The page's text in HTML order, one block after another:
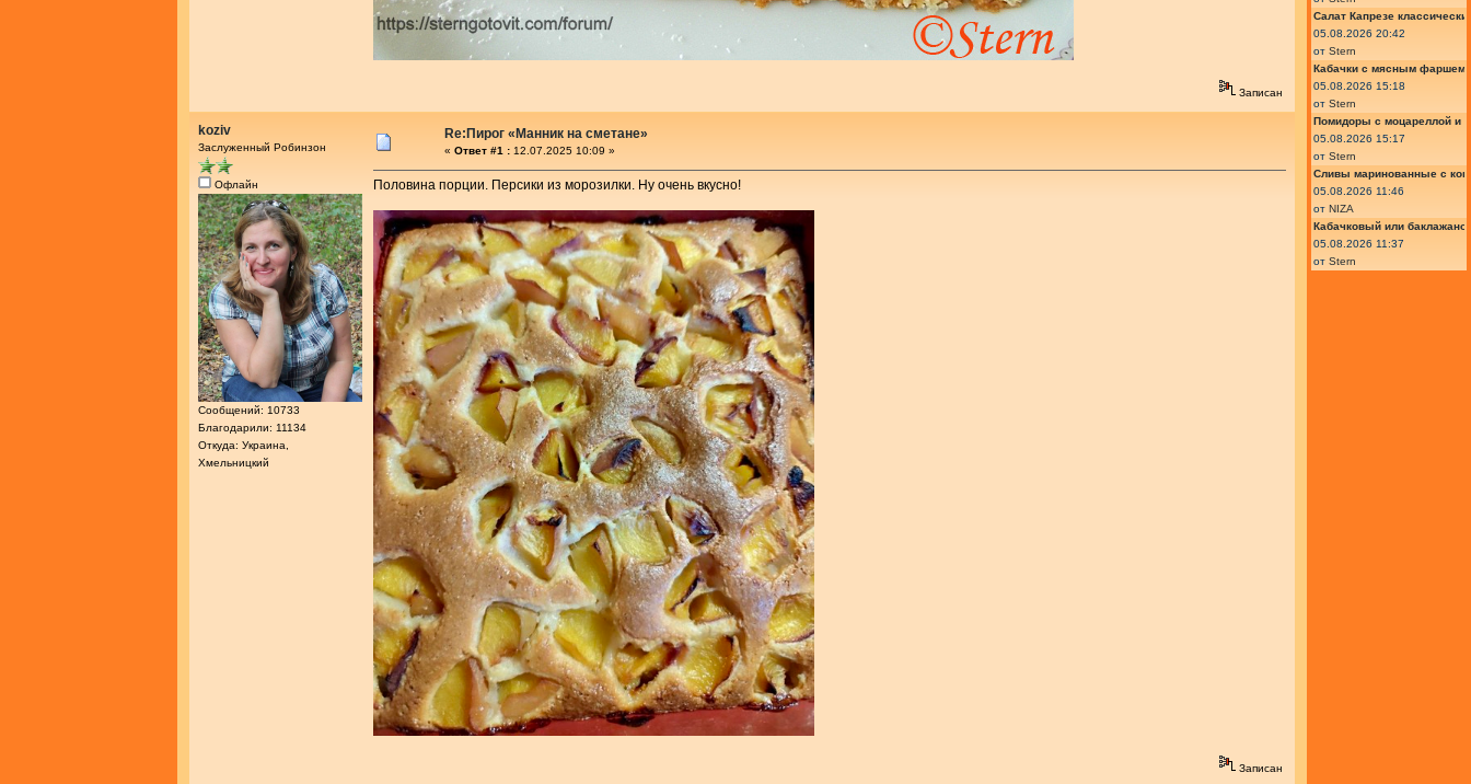
Записан
koziv
Заслуженный Робинзон
Офлайн
Сообщений: 10733
Благодарили: 11134
Откуда: Украина,
Хмельницкий
Re:Пирог «Манник на сметане»
« Ответ #1 : 12.07.2025 10:09 »
Половина порции. Персики из морозилки. Ну очень вкусно!
Записан
Салат Капрезе
05.08.2026 20:42
от Stern
Кабачки с мясным фаршем
05.08.2026 15:18
от Stern
Помидоры с моцареллой и
05.08.2026 15:17
от Stern
Сливы маринованные с
05.08.2026 11:46
от NIZA
Кабачковый или
05.08.2026 11:37
от Stern